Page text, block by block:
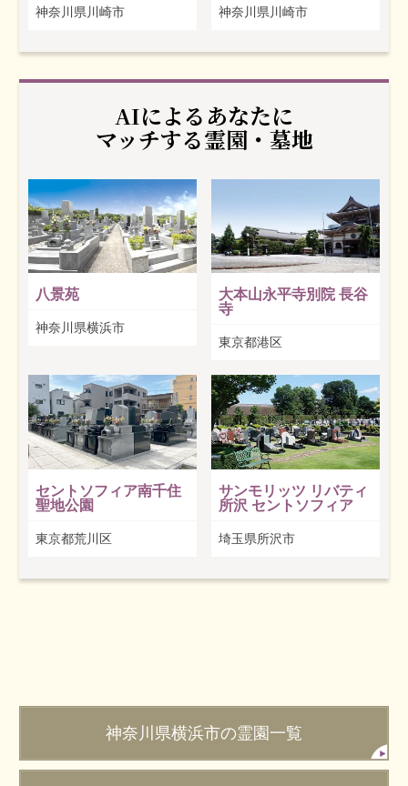
神奈川県川崎市 神奈川県川崎市
AIによるあなたに
マッチする霊園・墓地
八景苑
神奈川県横浜市
大本山永平寺別院 長谷
寺
東京都港区
セントソフィア南千住
聖地公園
東京都荒川区
サンモリッツ リバティ
所沢 セントソフィア
埼玉県所沢市
神奈川県横浜市の霊園一覧